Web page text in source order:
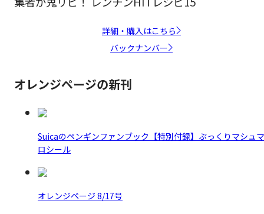
詳細・購入はこちら
バックナンバー
オレンジページの新刊
Suicaのペンギンファンブック【特別付録】ぷっくりマシュマ
ロシール
オレンジページ 8/17号